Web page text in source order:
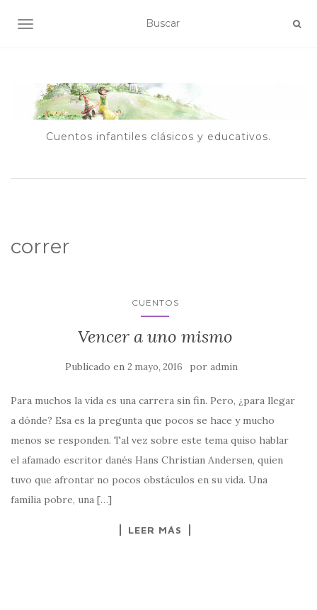
ALTERNAR NAVEGACIÓN
Cuentos infantiles clásicos y educativos.
correr
CUENTOS
Vencer a uno mismo
Publicado en 2 mayo, 2016 por admin
Para muchos la vida es una carrera sin fin. Pero, ¿para llegar
a dónde? Esa es la pregunta que pocos se hace y mucho
menos se responden. Tal vez sobre este tema quiso hablar
el afamado escritor danés Hans Christian Andersen, quien
tuvo que afrontar no pocos obstáculos en su vida. Una
familia pobre, una […]
LEER MÁS